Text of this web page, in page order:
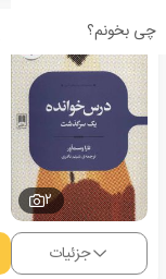
چی بخونم؟
2
جزئیات